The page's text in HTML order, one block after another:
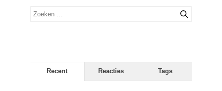
Zoek
Recent Reacties Tags